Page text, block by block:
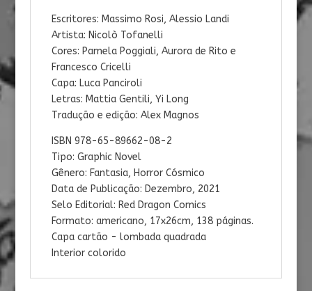
Escritores: Massimo Rosi, Alessio Landi
Artista: Nicolò Tofanelli
Cores: Pamela Poggiali, Aurora de Rito e
Francesco Cricelli
Capa: Luca Panciroli
Letras: Mattia Gentili, Yi Long
Tradução e edição: Alex Magnos
ISBN 978-65-89662-08-2
Tipo: Graphic Novel
Gênero: Fantasia, Horror Cósmico
Data de Publicação: Dezembro, 2021
Selo Editorial: Red Dragon Comics
Formato: americano, 17x26cm, 138 páginas.
Capa cartão - lombada quadrada
Interior colorido